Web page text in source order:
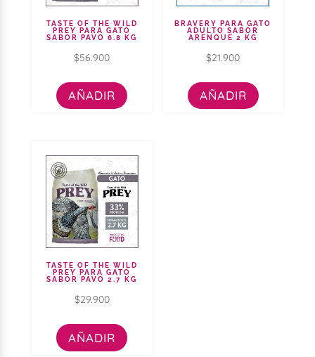
TASTE OF THE WILD
PREY PARA GATO
SABOR PAVO 6.8 KG
$56.900
AÑADIR
BRAVERY PARA GATO
ADULTO SABOR
ARENQUE 2 KG
$21.900
AÑADIR
TASTE OF THE WILD
PREY PARA GATO
SABOR PAVO 2.7 KG
$29.900
AÑADIR